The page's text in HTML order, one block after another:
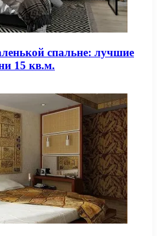
спальне: лучшие
15 кв.м.